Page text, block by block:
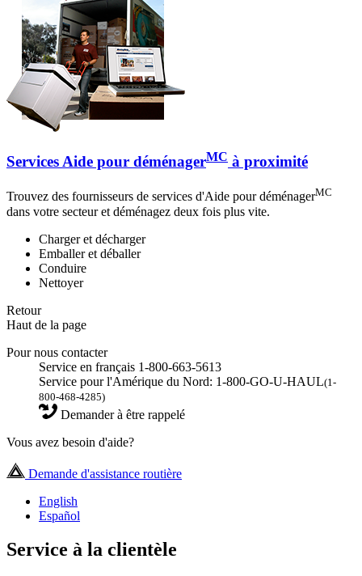
Services Aide pour déménagerMC à proximité
Trouvez des fournisseurs de services d'Aide pour déménagerMC
dans votre secteur et déménagez deux fois plus vite.
Charger et décharger
Emballer et déballer
Conduire
Nettoyer
Retour
Haut de la page
Pour nous contacter
Service en français 1-800-663-5613
Service pour l'Amérique du Nord: 1-800-GO-U-HAUL(1-
800-468-4285)
Demander à être rappelé
Vous avez besoin d'aide?
Demande d'assistance routière
English
Español
Service à la clientèle